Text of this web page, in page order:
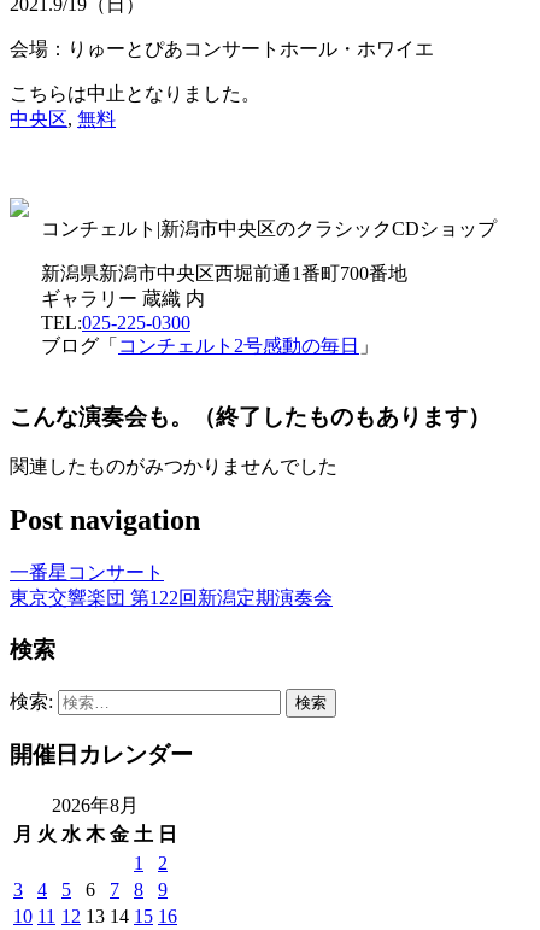
会場：りゅーとぴあコンサートホール・ホワイエ
こちらは中止となりました。
中央区, 無料
コンチェルト|新潟市中央区のクラシックCDショップ
新潟県新潟市中央区西堀前通1番町700番地
ギャラリー 蔵織 内
TEL:025-225-0300
ブログ「 コンチェルト2号感動の毎日 」
こんな演奏会も。（終了したものもあります）
関連したものがみつかりませんでした
Post navigation
一番星コンサート
東京交響楽団 第122回新潟定期演奏会
検索
検索:
開催日カレンダー
2026年8月
月 火 水 木 金 土 日
1
2
3
4 5 6 7 8
9
10 11 12 13 14 15 16